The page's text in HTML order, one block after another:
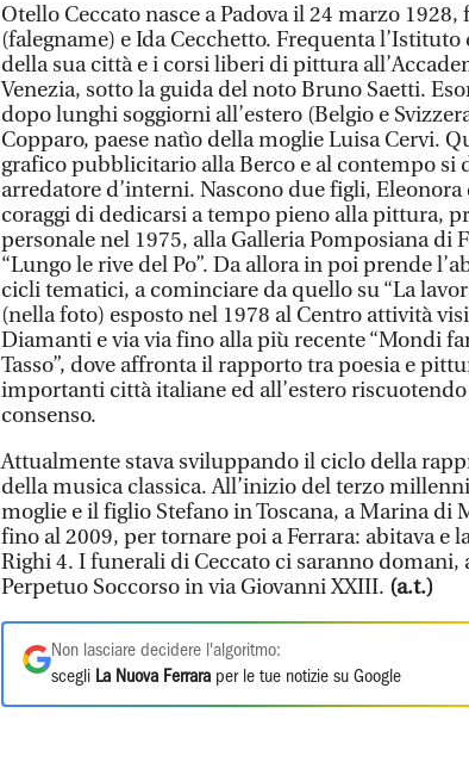
Otello Ceccato nasce a Padova il 24 marzo
(falegname) e Ida Cecchetto. Frequenta l’Istituto
della sua città e i corsi liberi di pittura
Venezia, sotto la guida del noto Bruno Saetti.
dopo lunghi soggiorni all’estero (Belgio e
Copparo, paese natìo della moglie Luisa Cervi.
grafico pubblicitario alla Berco e al contempo si
arredatore d’interni. Nascono due figli, Eleonora
coraggi di dedicarsi a tempo pieno alla pittura,
personale nel 1975, alla Galleria Pomposiana di
“Lungo le rive del Po”. Da allora in poi prende
cicli tematici, a cominciare da quello su “La
(nella foto) esposto nel 1978 al Centro attività
Diamanti e via via fino alla più recente “Mondi
Tasso”, dove affronta il rapporto tra poesia e
importanti città italiane ed all’estero
consenso.
Attualmente stava sviluppando il ciclo della
della musica classica. All’inizio del terzo
moglie e il figlio Stefano in Toscana, a Marina di
fino al 2009, per tornare poi a Ferrara: abitava e
Righi 4. I funerali di Ceccato ci saranno domani,
Perpetuo Soccorso in via Giovanni XXIII. (a.t.)
Non lasciare decidere l'algoritmo:
scegli La Nuova Ferrara per le tue notizie su Google